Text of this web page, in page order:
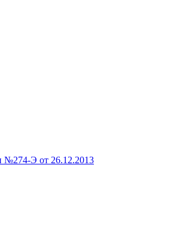
№274-Э от 26.12.2013